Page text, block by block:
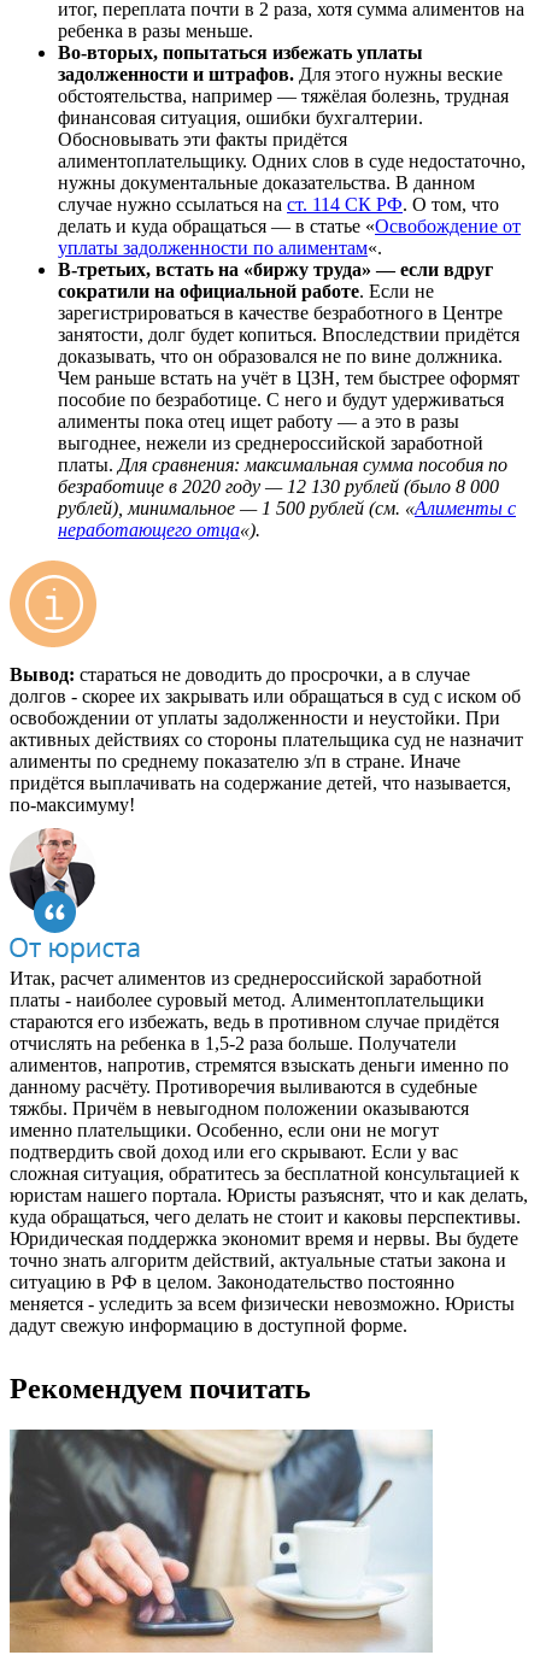
итог, переплата почти в 2 раза, хотя сумма алиментов на
ребенка в разы меньше.
Во-вторых, попытаться избежать уплаты
задолженности и штрафов. Для этого нужны веские
обстоятельства, например — тяжёлая болезнь, трудная
финансовая ситуация, ошибки бухгалтерии.
Обосновывать эти факты придётся
алиментоплательщику. Одних слов в суде недостаточно,
нужны документальные доказательства. В данном
случае нужно ссылаться на ст. 114 СК РФ. О том, что
делать и куда обращаться — в статье «Освобождение от
уплаты задолженности по алиментам«.
В-третьих, встать на «биржу труда» — если вдруг
сократили на официальной работе. Если не
зарегистрироваться в качестве безработного в Центре
занятости, долг будет копиться. Впоследствии придётся
доказывать, что он образовался не по вине должника.
Чем раньше встать на учёт в ЦЗН, тем быстрее оформят
пособие по безработице. С него и будут удерживаться
алименты пока отец ищет работу — а это в разы
выгоднее, нежели из среднероссийской заработной
платы. Для сравнения: максимальная сумма пособия по
безработице в 2020 году — 12 130 рублей (было 8 000
рублей), минимальное — 1 500 рублей (см. «Алименты с
неработающего отца«).
Вывод: стараться не доводить до просрочки, а в случае
долгов - скорее их закрывать или обращаться в суд с иском об
освобождении от уплаты задолженности и неустойки. При
активных действиях со стороны плательщика суд не назначит
алименты по среднему показателю з/п в стране. Иначе
придётся выплачивать на содержание детей, что называется,
по-максимуму!
Итак, расчет алиментов из среднероссийской заработной
платы - наиболее суровый метод. Алиментоплательщики
стараются его избежать, ведь в противном случае придётся
отчислять на ребенка в 1,5-2 раза больше. Получатели
алиментов, напротив, стремятся взыскать деньги именно по
данному расчёту. Противоречия выливаются в судебные
тяжбы. Причём в невыгодном положении оказываются
именно плательщики. Особенно, если они не могут
подтвердить свой доход или его скрывают. Если у вас
сложная ситуация, обратитесь за бесплатной консультацией к
юристам нашего портала. Юристы разъяснят, что и как делать,
куда обращаться, чего делать не стоит и каковы перспективы.
Юридическая поддержка экономит время и нервы. Вы будете
точно знать алгоритм действий, актуальные статьи закона и
ситуацию в РФ в целом. Законодательство постоянно
меняется - уследить за всем физически невозможно. Юристы
дадут свежую информацию в доступной форме.
Рекомендуем почитать